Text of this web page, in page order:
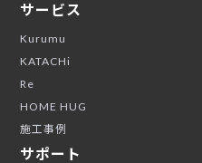
サービス
Kurumu
KATACHi
Re
HOME HUG
施工事例
サポート